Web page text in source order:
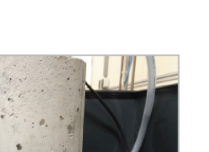
上游長晶切片
晶圓製造
封裝測試
晶圓再生